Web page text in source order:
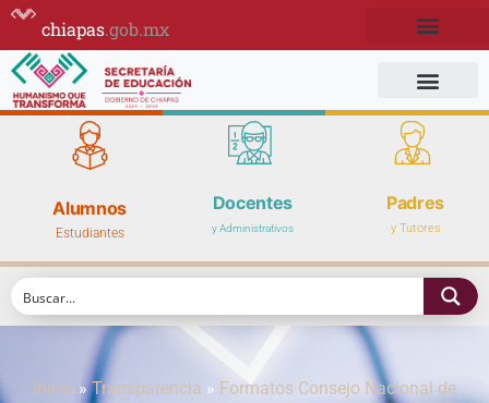
chiapas.gob.mx
Alumnos
Estudiantes
Docentes
y Administrativos
Padres
y Tutores
Inicio »Transparencia » Formatos Consejo Nacional de